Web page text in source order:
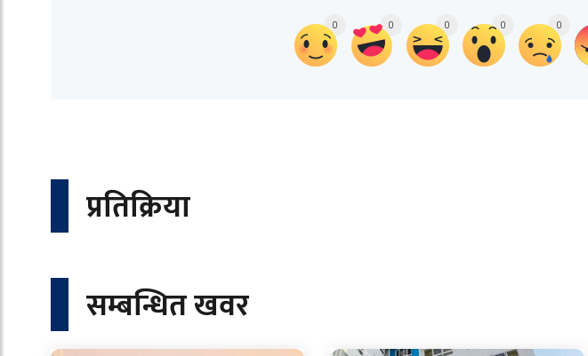
0 0 0 0 0
प्रतिक्रिया
सम्बन्धित खवर